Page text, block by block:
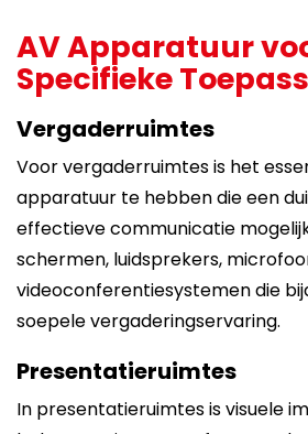
AV Apparatuur
Specifieke
Vergaderruimtes
Voor vergaderruimtes is het
apparatuur te hebben die een
effectieve communicatie
schermen, luidsprekers,
videoconferentiesystemen die
soepele vergaderingservaring.
Presentatieruimtes
In presentatieruimtes is visuele